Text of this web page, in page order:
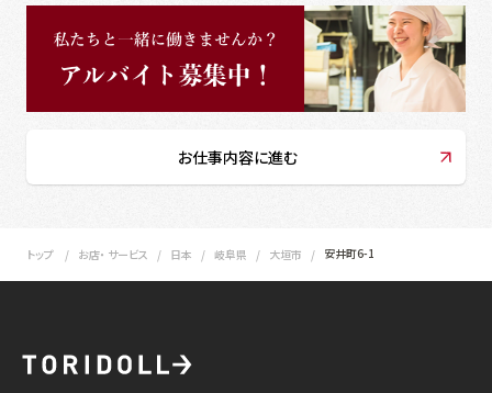
お仕事内容に進む
トップ お店・ サービス 日本 岐阜県 大垣市 安井町6-1